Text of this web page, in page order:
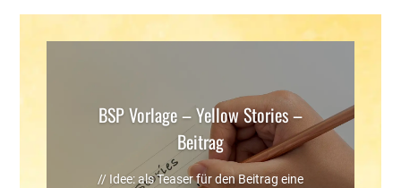
BSP Vorlage – Yellow Stories –
Beitrag
// Idee: als Teaser für den Beitrag eine